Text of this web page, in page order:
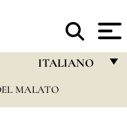
ITALIANO
FRANÇAIS
MALATO